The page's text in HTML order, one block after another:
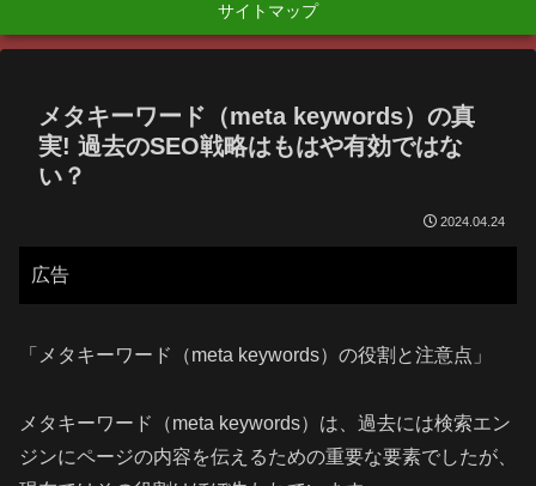
サイトマップ
メタキーワード（meta keywords）の真
実! 過去のSEO戦略はもはや有効ではな
い？
2024.04.24
広告
「メタキーワード（meta keywords）の役割と注意点」
メタキーワード（meta keywords）は、過去には検索エン
ジンにページの内容を伝えるための重要な要素でしたが、